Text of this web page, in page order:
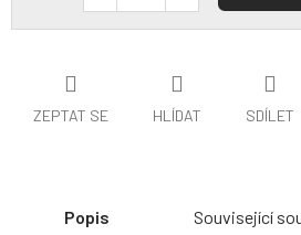
ZEPTAT SE HLÍDAT SDÍLET
Popis Související